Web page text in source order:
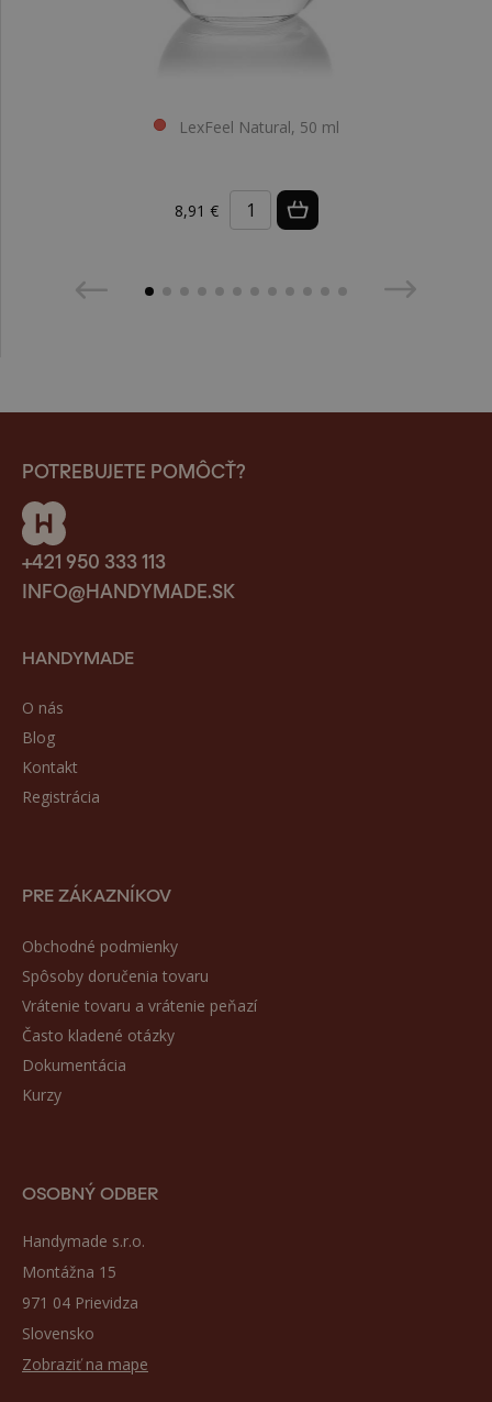
LexFeel Natural, 50 ml
8,91 €
POTREBUJETE POMÔCŤ?
+421 950 333 113
INFO@HANDYMADE.SK
HANDYMADE
O nás
Blog
Kontakt
Registrácia
PRE ZÁKAZNÍKOV
Obchodné podmienky
Spôsoby doručenia tovaru
Vrátenie tovaru a vrátenie peňazí
Často kladené otázky
Dokumentácia
Kurzy
OSOBNÝ ODBER
Handymade s.r.o.
Montážna 15
971 04 Prievidza
Slovensko
Zobraziť na mape